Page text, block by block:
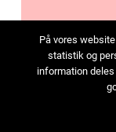
På vores
statistik og
information